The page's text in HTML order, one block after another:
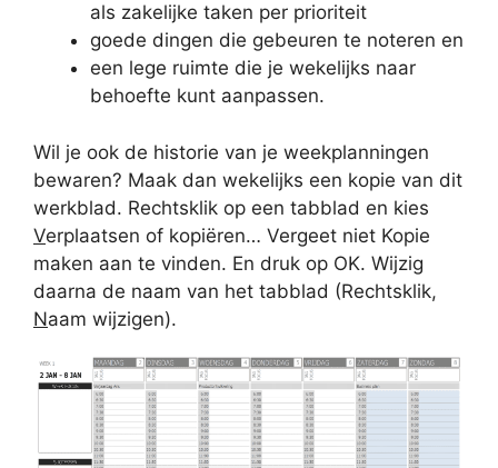
als zakelijke taken per prioriteit
goede dingen die gebeuren te noteren en
een lege ruimte die je wekelijks naar
behoefte kunt aanpassen.
Wil je ook de historie van je weekplanningen
bewaren? Maak dan wekelijks een kopie van dit
werkblad. Rechtsklik op een tabblad en kies
Verplaatsen of kopiëren… Vergeet niet Kopie
maken aan te vinden. En druk op OK. Wijzig
daarna de naam van het tabblad (Rechtsklik,
Naam wijzigen).